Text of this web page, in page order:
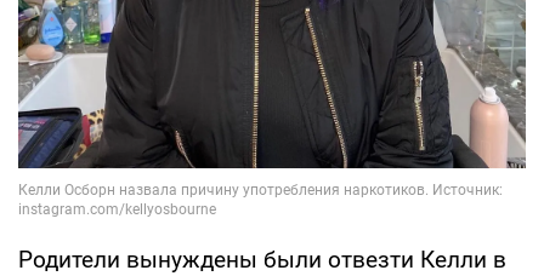
Родители вынуждены были отвезти Келли в